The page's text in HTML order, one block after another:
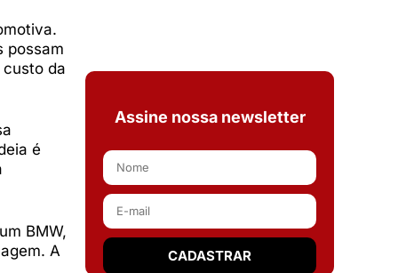
possam
da
é
BMW,
A
Assine nossa newsletter